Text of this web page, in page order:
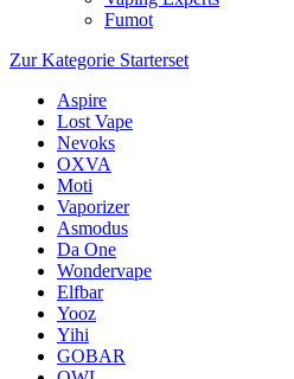
Fumot
Zur Kategorie Starterset
Aspire
Lost Vape
Nevoks
OXVA
Moti
Vaporizer
Asmodus
Da One
Wondervape
Elfbar
Yooz
Yihi
GOBAR